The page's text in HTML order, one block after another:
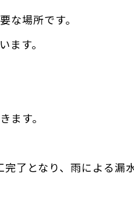
な場所です。
ます。
ます。
了となり、雨による漏